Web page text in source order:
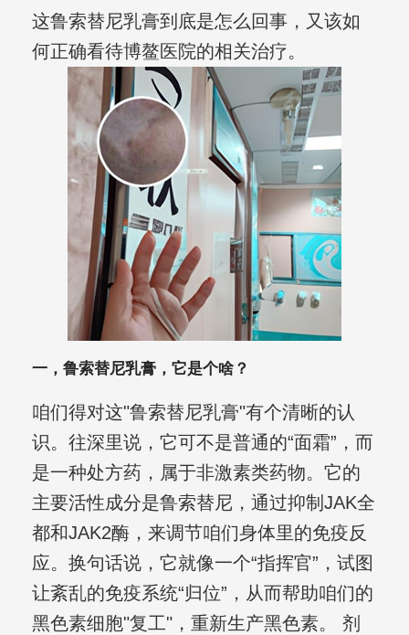
这鲁索替尼乳膏到底是怎么回事，又该如
何正确看待博鳌医院的相关治疗。
一，鲁索替尼乳膏，它是个啥？
咱们得对这"鲁索替尼乳膏"有个清晰的认
识。往深里说，它可不是普通的“面霜”，而
是一种处方药，属于非激素类药物。它的
主要活性成分是鲁索替尼，通过抑制JAK全
都和JAK2酶，来调节咱们身体里的免疫反
应。换句话说，它就像一个“指挥官”，试图
让紊乱的免疫系统“归位”，从而帮助咱们的
黑色素细胞"复工"，重新生产黑色素。 剂